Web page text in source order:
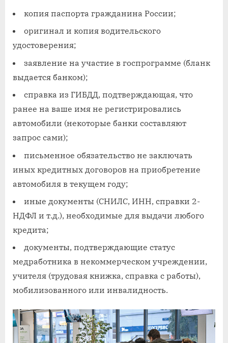
копия паспорта гражданина России;
оригинал и копия водительского
удостоверения;
заявление на участие в госпрограмме (бланк
выдается банком);
справка из ГИБДД, подтверждающая, что
ранее на ваше имя не регистрировались
автомобили (некоторые банки составляют
запрос сами);
письменное обязательство не заключать
иных кредитных договоров на приобретение
автомобиля в текущем году;
иные документы (СНИЛС, ИНН, справки 2-
НДФЛ и т.д.), необходимые для выдачи любого
кредита;
документы, подтверждающие статус
медработника в некоммерческом учреждении,
учителя (трудовая книжка, справка с работы),
мобилизованного или инвалидность.